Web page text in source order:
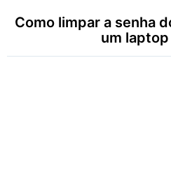
Como limpar a senha
um